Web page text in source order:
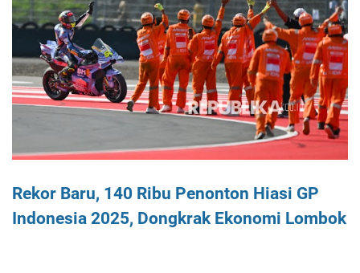
Rekor Baru, 140 Ribu Penonton Hiasi GP
Indonesia 2025, Dongkrak Ekonomi Lombok